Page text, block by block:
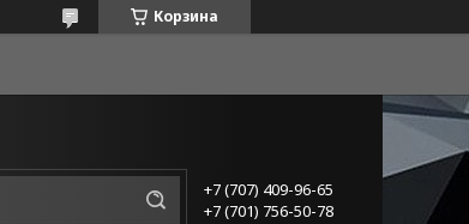
Корзина
+7 (707) 409-96-65
+7 (701) 756-50-78